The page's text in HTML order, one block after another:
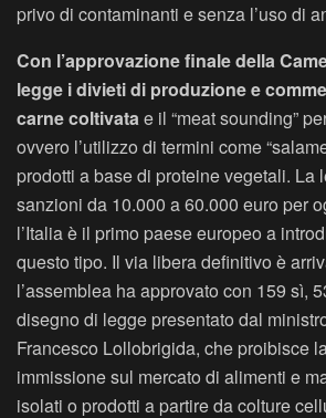
privo di contaminanti e senza l’uso di
Con l’approvazione finale della
legge i divieti di produzione e
carne coltivatae il “meat sounding”
ovvero l’utilizzo di termini come
prodotti a base di proteine vegetali. La
sanzioni da 10.000 a 60.000 euro per
l’Italia è il primo paese europeo a
questo tipo. Il via libera definitivo è
l’assemblea ha approvato con 159 sì,
disegno di legge presentato dal
Francesco Lollobrigida, che proibisce
immissione sul mercato di alimenti e
isolati o prodotti a partire da colture